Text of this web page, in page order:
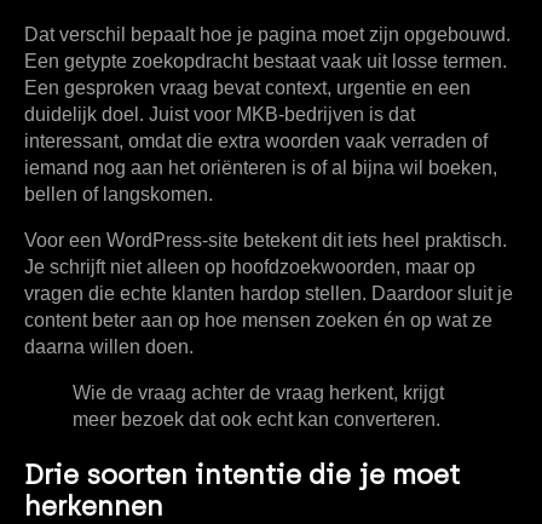
Dat verschil bepaalt hoe je pagina moet zijn opgebouwd.
Een getypte zoekopdracht bestaat vaak uit losse termen.
Een gesproken vraag bevat context, urgentie en een
duidelijk doel. Juist voor MKB-bedrijven is dat
interessant, omdat die extra woorden vaak verraden of
iemand nog aan het oriënteren is of al bijna wil boeken,
bellen of langskomen.
Voor een WordPress-site betekent dit iets heel praktisch.
Je schrijft niet alleen op hoofdzoekwoorden, maar op
vragen die echte klanten hardop stellen. Daardoor sluit je
content beter aan op hoe mensen zoeken én op wat ze
daarna willen doen.
Wie de vraag achter de vraag herkent, krijgt
meer bezoek dat ook echt kan converteren.
Drie soorten intentie die je moet
herkennen